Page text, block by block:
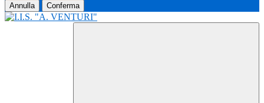
Annulla Conferma